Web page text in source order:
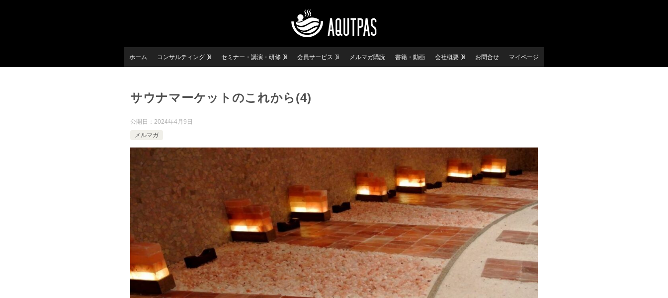
ホーム コンサルティング セミナー・講演・研修 会員サービス メルマガ購読 書籍・動画 会社概要 お問合せ マイページ
サウナマーケットのこれから(4)
公開日： 2024年4月9日
メルマガ